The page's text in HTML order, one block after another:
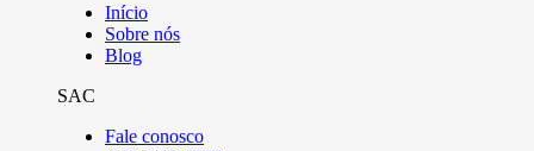
Início
Sobre nós
Blog
SAC
Fale conosco